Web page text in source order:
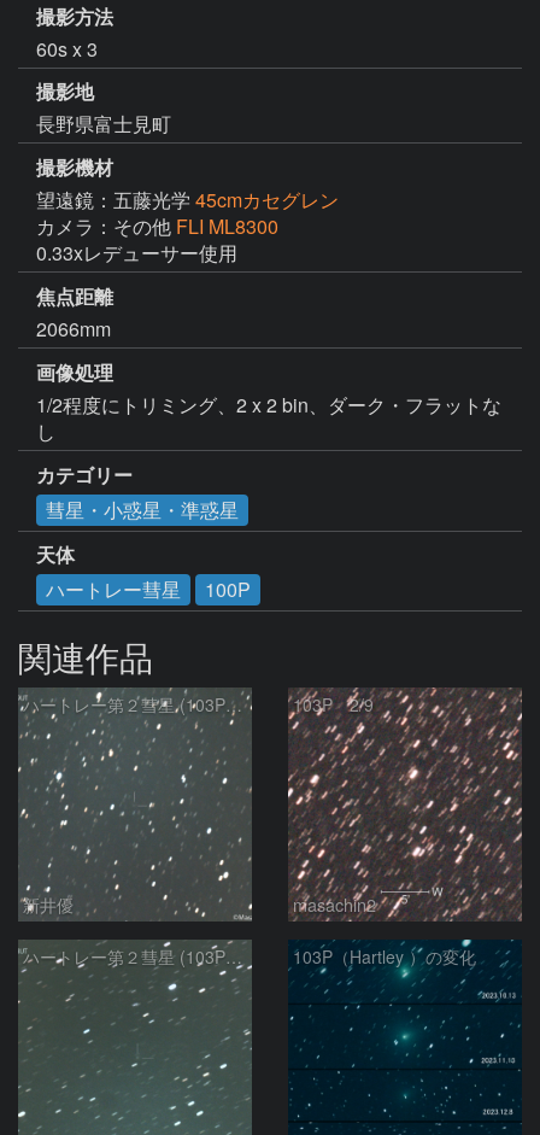
撮影方法
60s x 3
撮影地
長野県富士見町
撮影機材
望遠鏡：五藤光学 45cmカセグレン
カメラ：その他 FLI ML8300
0.33xレデューサー使用
焦点距離
2066mm
画像処理
1/2程度にトリミング、2 x 2 bin、ダーク・フラットな
し
カテゴリー
彗星・小惑星・準惑星
天体
ハートレー彗星
100P
関連作品
ハートレー第２彗星 (103P)：2024/02/15
新井優
103P 2/9
masachin2
ハートレー第２彗星 (103P)：2024/01/16 103P（Hartley ）の変化